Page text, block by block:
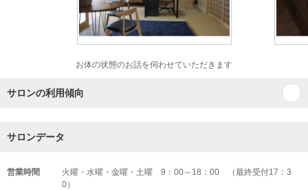
お体の状態のお話を伺わせていただきます
サロンの利用傾向
サロンデータ
営業時間
火曜・水曜・金曜・土曜 9：00～18：00 （最終受付17：3
0）